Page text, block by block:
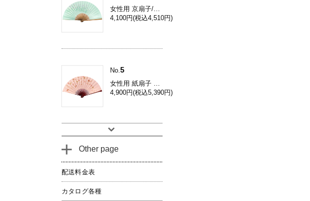
4,100円(税込4,510円)
No. 5
4,900円(税込5,390円)
Other page
配送料金表
カタログ各種